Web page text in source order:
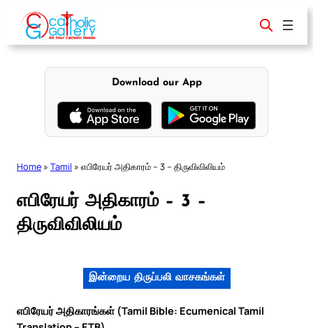
content
Download our App
Home » Tamil » எபிரேயர் அதிகாரம் – 3 – திருவிவிலியம்
எபிரேயர் அதிகாரம் – 3 –
திருவிவிலியம்
இன்றைய திருப்பலி வாசகங்கள்
எபிரேயர் அதிகாரங்கள் (Tamil Bible: Ecumenical Tamil